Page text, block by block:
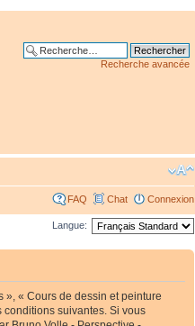
Recherche avancée
FAQ Chat Connexion
Langue:
», « Cours de dessin et peinture
conditions suivantes. Si vous